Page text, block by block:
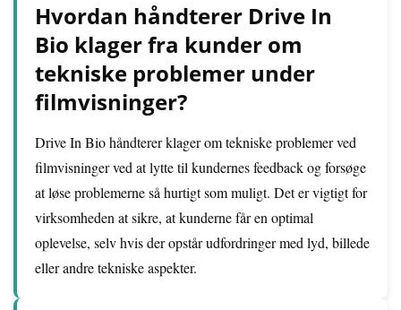
Hvordan håndterer Drive In
Bio klager fra kunder om
tekniske problemer under
filmvisninger?
Drive In Bio håndterer klager om tekniske problemer ved
filmvisninger ved at lytte til kundernes feedback og forsøge
at løse problemerne så hurtigt som muligt. Det er vigtigt for
virksomheden at sikre, at kunderne får en optimal
oplevelse, selv hvis der opstår udfordringer med lyd, billede
eller andre tekniske aspekter.